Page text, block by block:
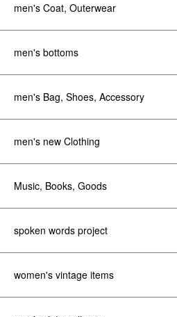
men's Coat, Outerwear
men's bottoms
men's Bag, Shoes, Accessory
men's new Clothing
Music, Books, Goods
spoken words project
women's vintage items